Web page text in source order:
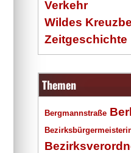
Verkehr
Wildes
Zeitgeschichte
Themen
Bergmannstraße